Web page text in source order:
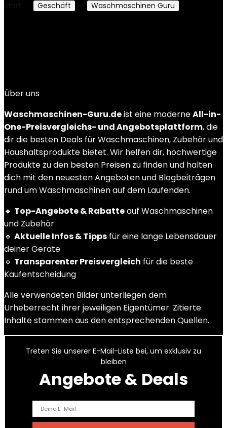
Geschäft Waschmaschinen Guru
Über uns
Waschmaschinen-Guru.deist eine moderneAll-in-
One-Preisvergleichs- und Angebotsplattform, die
dir die besten Deals für Waschmaschinen, Zubehör und
Haushaltsprodukte bietet. Wir helfen dir, hochwertige
Produkte zu den besten Preisen zu finden und halten
dich mit den neuesten Angeboten und Blogbeiträgen
rund um Waschmaschinen auf dem Laufenden.
🔹 Top-Angebote & Rabatteauf Waschmaschinen
und Zubehör
🔹 Aktuelle Infos & Tipps für eine lange Lebensdauer
deiner Geräte
🔹 Transparenter Preisvergleich für die beste
Kaufentscheidung
Alle verwendeten Bilder unterliegen dem
Urheberrecht ihrer jeweiligen Eigentümer. Zitierte
Inhalte stammen aus den entsprechenden Quellen.
Treten Sie unserer E-Mail-Liste bei, um exklusiv zu
bleiben
Angebote & Deals